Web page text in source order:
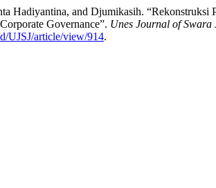
Hadiyantina, and Djumikasih. “Rekonstruksi
Governance”. Unes Journal of Swara
UJSJ/article/view/914.